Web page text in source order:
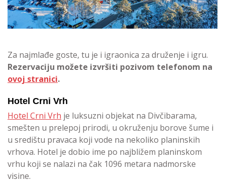
Za najmlađe goste, tu je i igraonica za druženje i igru.
Rezervaciju možete izvršiti pozivom telefonom na
ovoj stranici.
Hotel Crni Vrh
Hotel Crni Vrh je luksuzni objekat na Divčibarama,
smešten u prelepoj prirodi, u okruženju borove šume i
u središtu pravaca koji vode na nekoliko planinskih
vrhova. Hotel je dobio ime po najbližem planinskom
vrhu koji se nalazi na čak 1096 metara nadmorske
visine.